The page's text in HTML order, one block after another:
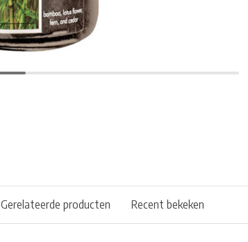
Gerelateerde producten Recent bekeken